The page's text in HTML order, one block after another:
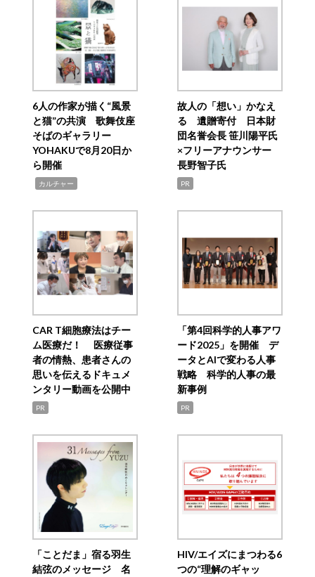
6人の作家が描く“風景
と猫”の共演 歌舞伎座
そばのギャラリー
YOHAKUで8月20日か
ら開催
カルチャー
故人の「想い」かなえ
る 遺贈寄付 日本財
団名誉会長 笹川陽平氏
×フリーアナウンサー
長野智子氏
PR
CAR T細胞療法はチー
ム医療だ！ 医療従事
者の情熱、患者さんの
思いを伝えるドキュメ
ンタリー動画を公開中
PR
「第4回科学的人事アワ
ード2025」を開催 デ
ータとAIで変わる人事
戦略 科学的人事の最
新事例
PR
「ことだま」宿る羽生
結弦のメッセージ 名
HIV/エイズにまつわる6
つの“理解のギャッ